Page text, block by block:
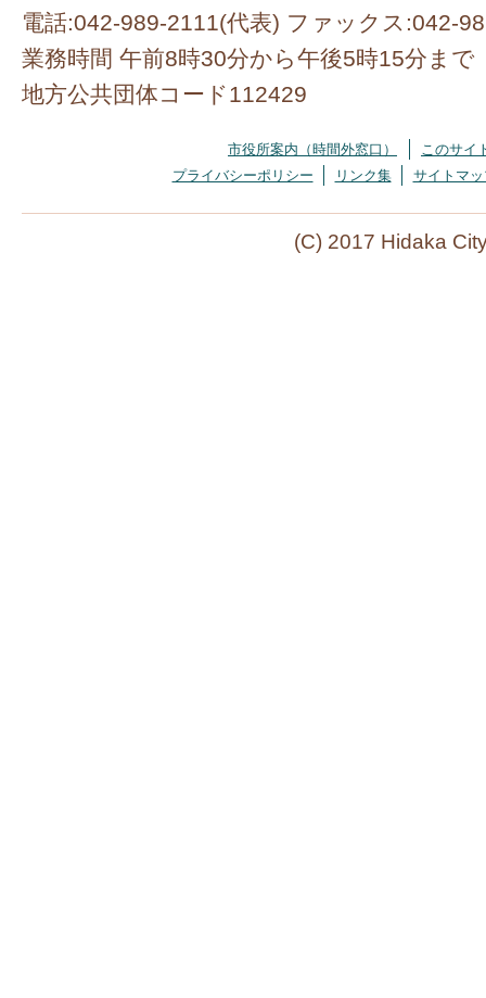
電話:042-989-2111(代表) ファックス:042-
業務時間 午前8時30分から午後5時15分まで
地方公共団体コード112429
市役所案内（時間外窓口）
このサイ
プライバシーポリシー
リンク集 サイトマッ
(C) 2017 Hidaka